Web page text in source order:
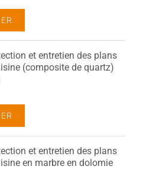
et entretien des plans
(composite de quartz)
et entretien des plans
en marbre en dolomie